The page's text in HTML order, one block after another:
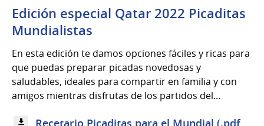
Edición especial Qatar 2022 Picaditas
Mundialistas
En esta edición te damos opciones fáciles y ricas para
que puedas preparar picadas novedosas y
saludables, ideales para compartir en familia y con
amigos mientras disfrutas de los partidos del...
Recetario Picaditas para el Mundial (.pdf